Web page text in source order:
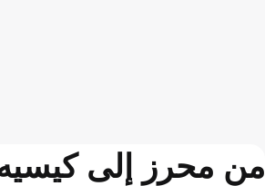
من محرز إلى